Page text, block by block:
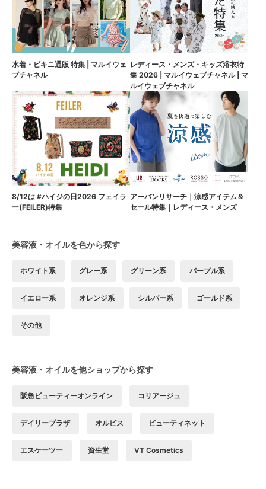
水着・ビキニ通販 特集 | マルイウェ
ブチャネル
レディース・メンズ・キッズ浴衣特
集 2026 | マルイウェブチャネル | マ
ルイウェブチャネル
8/12は #ハイジの日2026 フェイラ
ー(FEILER)特集
アーバンリサーチ｜涼感アイテム＆
セール特集｜レディース・メンズ
美容液・オイルを色から探す
ホワイト系 グレー系 グリーン系 パープル系
イエロー系 オレンジ系 シルバー系 ゴールド系
その他
美容液・オイルを他ショップから探す
阪急ビューティーオンライン コリアージュ
デイリープラザ オルビス ビューティネット
エスケーツー 資生堂 VT Cosmetics